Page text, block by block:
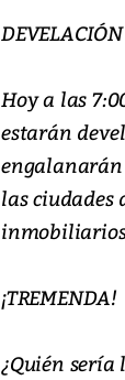
DEVELACIÓN
Hoy a las
estarán
las ciudades
¡TREMENDA!
¿Quién sería